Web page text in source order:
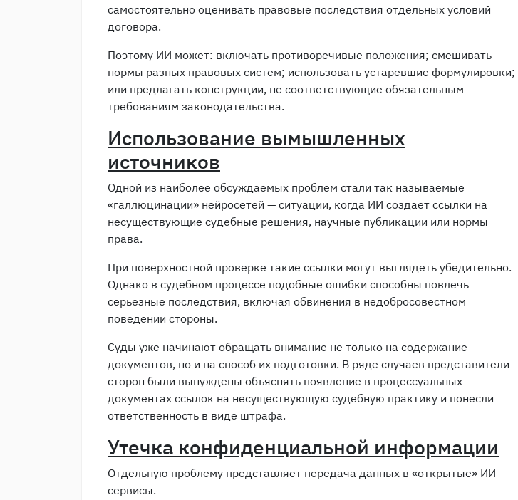
самостоятельно оценивать правовые последствия отдельных условий
договора.
Поэтому ИИ может: включать противоречивые положения; смешивать
нормы разных правовых систем; использовать устаревшие формулировки;
или предлагать конструкции, не соответствующие обязательным
требованиям законодательства.
Использование вымышленных
источников
Одной из наиболее обсуждаемых проблем стали так называемые
«галлюцинации» нейросетей — ситуации, когда ИИ создает ссылки на
несуществующие судебные решения, научные публикации или нормы
права.
При поверхностной проверке такие ссылки могут выглядеть убедительно.
Однако в судебном процессе подобные ошибки способны повлечь
серьезные последствия, включая обвинения в недобросовестном
поведении стороны.
Суды уже начинают обращать внимание не только на содержание
документов, но и на способ их подготовки. В ряде случаев представители
сторон были вынуждены объяснять появление в процессуальных
документах ссылок на несуществующую судебную практику и понесли
ответственность в виде штрафа.
Утечка конфиденциальной информации
Отдельную проблему представляет передача данных в «открытые» ИИ-
сервисы.